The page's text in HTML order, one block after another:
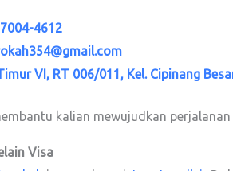
4612
VI, RT 006/011, Kel. Cipinang
kalian mewujudkan
Visa